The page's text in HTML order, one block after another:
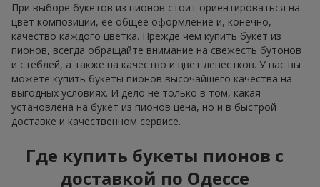
При выборе букетов из пионов стоит ориентироваться на
цвет композиции, её общее оформление и, конечно,
качество каждого цветка. Прежде чем купить букет из
пионов, всегда обращайте внимание на свежесть бутонов
и стеблей, а также на качество и цвет лепестков. У нас вы
можете купить букеты пионов высочайшего качества на
выгодных условиях. И дело не только в том, какая
установлена на букет из пионов цена, но и в быстрой
доставке и качественном сервисе.
Где купить букеты пионов с
доставкой по Одессе